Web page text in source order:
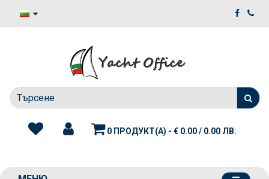
0 ПРОДУКТ(А) - € 0.00 / 0.00 ЛВ.